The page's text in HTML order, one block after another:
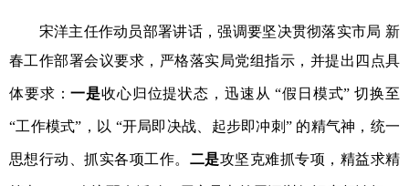
宋洋主任作动员部署讲话，强调要坚决贯彻落实市局 新
春工作部署会议要求，严格落实局党组指示，并提出四点具
体要求：一是收心归位提状态，迅速从 “假日模式” 切换至
“工作模式”，以 “开局即决战、起步即冲刺” 的精气神，统一
思想行动、抓实各项工作。 二是攻坚克难抓专项，精益求精